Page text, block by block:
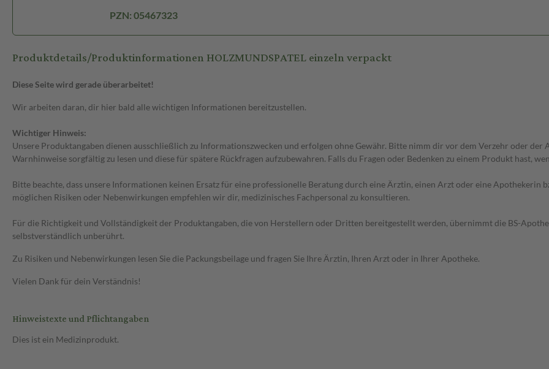
PZN: 05467323
Produktdetails/Produktinformationen HOLZMUNDSPATEL einzeln verpackt
Diese Seite wird gerade überarbeitet!
Wir arbeiten daran, dir hier bald alle wichtigen Informationen bereitzustellen.
Wichtiger Hinweis:
Unsere Produktangaben dienen ausschließlich zu Informationszwecken und erfolgen ohne Gewähr. Bitte nimm dir vor dem Verzehr oder
Warnhinweise sorgfältig zu lesen und diese für spätere Rückfragen aufzubewahren. Falls du Fragen oder Bedenken zu einem Produkt hast,
Bitte beachte, dass unsere Informationen keinen Ersatz für eine professionelle Beratung durch eine Ärztin, einen Arzt oder eine Apothekerin
möglichen Risiken oder Nebenwirkungen empfehlen wir dir, medizinisches Fachpersonal zu konsultieren.
Für die Richtigkeit und Vollständigkeit der Produktangaben, die von Herstellern oder Dritten bereitgestellt werden, übernimmt die BS-
selbstverständlich unberührt.
Zu Risiken und Nebenwirkungen lesen Sie die Packungsbeilage und fragen Sie Ihre Ärztin, Ihren Arzt oder in Ihrer Apotheke.
Vielen Dank für dein Verständnis!
Hinweistexte und Pflichtangaben
Dies ist ein Medizinprodukt.